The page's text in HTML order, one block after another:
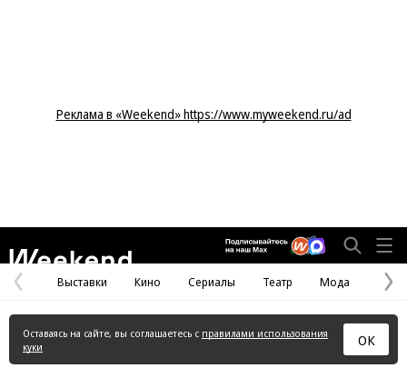
Реклама в «Weekend» https://www.myweekend.ru/ad
Предыдущая
страница
Выставки Кино Сериалы Театр Мода
Оставаясь на сайте, вы соглашаетесь с правилами использования
куки
ОК